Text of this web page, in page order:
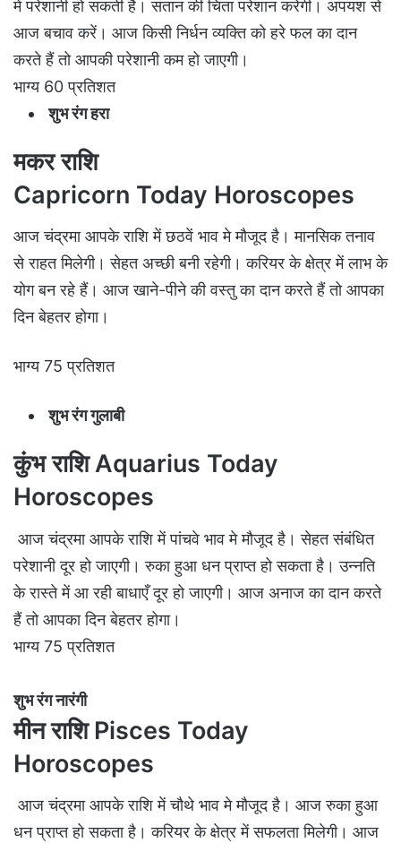
में परेशानी हो सकती है। संतान की चिंता परेशान करेगी। अपयश से
आज बचाव करें। आज किसी निर्धन व्यक्ति को हरे फल का दान
करते हैं तो आपकी परेशानी कम हो जाएगी।
भाग्य 60 प्रतिशत
शुभ रंग हरा
मकर राशि
Capricorn Today Horoscopes
आज चंद्रमा आपके राशि में छठवें भाव मे मौजूद है। मानसिक तनाव
से राहत मिलेगी। सेहत अच्छी बनी रहेगी। करियर के क्षेत्र में लाभ के
योग बन रहे हैं। आज खाने-पीने की वस्तु का दान करते हैं तो आपका
दिन बेहतर होगा।
भाग्य 75 प्रतिशत
शुभ रंग गुलाबी
कुंभ राशि Aquarius Today
Horoscopes
आज चंद्रमा आपके राशि में पांचवे भाव मे मौजूद है। सेहत संबंधित
परेशानी दूर हो जाएगी। रुका हुआ धन प्राप्त हो सकता है। उन्नति
के रास्ते में आ रही बाधाएँ दूर हो जाएगी। आज अनाज का दान करते
हैं तो आपका दिन बेहतर होगा।
भाग्य 75 प्रतिशत
शुभ रंग नारंगी
मीन राशि Pisces Today
Horoscopes
आज चंद्रमा आपके राशि में चौथे भाव मे मौजूद है। आज रुका हुआ
धन प्राप्त हो सकता है। करियर के क्षेत्र में सफलता मिलेगी। आज